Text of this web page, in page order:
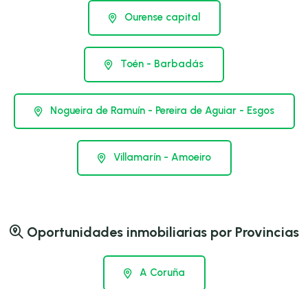
Ourense capital
Toén - Barbadás
Nogueira de Ramuín - Pereira de Aguiar - Esgos
Villamarín - Amoeiro
Oportunidades inmobiliarias por Provincias
A Coruña